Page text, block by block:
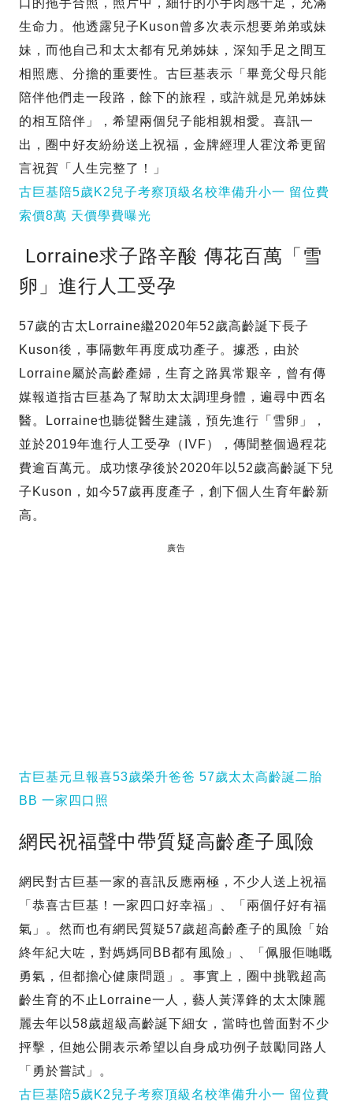
口的拖手合照，照片中，細仔的小手肉感十足，充滿
生命力。他透露兒子Kuson曾多次表示想要弟弟或妹
妹，而他自己和太太都有兄弟姊妹，深知手足之間互
相照應、分擔的重要性。古巨基表示「畢竟父母只能
陪伴他們走一段路，餘下的旅程，或許就是兄弟姊妹
的相互陪伴」，希望兩個兒子能相親相愛。喜訊一
出，圈中好友紛紛送上祝福，金牌經理人霍汶希更留
言祝賀「人生完整了！」
古巨基陪5歲K2兒子考察頂級名校準備升小一 留位費
索價8萬 天價學費曝光
Lorraine求子路辛酸 傳花百萬「雪
卵」進行人工受孕
57歲的古太Lorraine繼2020年52歲高齡誕下長子
Kuson後，事隔數年再度成功產子。據悉，由於
Lorraine屬於高齡產婦，生育之路異常艱辛，曾有傳
媒報道指古巨基為了幫助太太調理身體，遍尋中西名
醫。Lorraine也聽從醫生建議，預先進行「雪卵」，
並於2019年進行人工受孕（IVF），傳聞整個過程花
費逾百萬元。成功懷孕後於2020年以52歲高齡誕下兒
子Kuson，如今57歲再度產子，創下個人生育年齡新
高。
廣告
古巨基元旦報喜53歲榮升爸爸 57歲太太高齡誕二胎
BB 一家四口照
網民祝福聲中帶質疑高齡產子風險
網民對古巨基一家的喜訊反應兩極，不少人送上祝福
「恭喜古巨基！一家四口好幸福」、「兩個仔好有福
氣」。然而也有網民質疑57歲超高齡產子的風險「始
終年紀大咗，對媽媽同BB都有風險」、「佩服佢哋嘅
勇氣，但都擔心健康問題」。事實上，圈中挑戰超高
齡生育的不止Lorraine一人，藝人黃澤鋒的太太陳麗
麗去年以58歲超級高齡誕下細女，當時也曾面對不少
抨擊，但她公開表示希望以自身成功例子鼓勵同路人
「勇於嘗試」。
古巨基陪5歲K2兒子考察頂級名校準備升小一 留位費